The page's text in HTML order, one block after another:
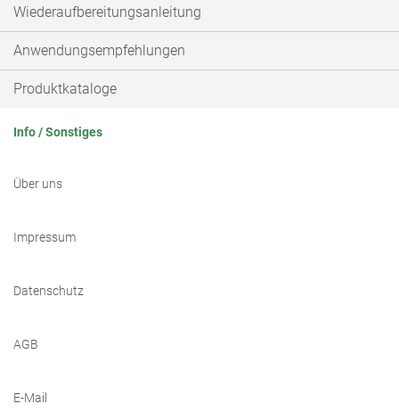
Wiederaufbereitungsanleitung
Anwendungsempfehlungen
Produktkataloge
Info / Sonstiges
Über uns
Impressum
Datenschutz
AGB
E-Mail